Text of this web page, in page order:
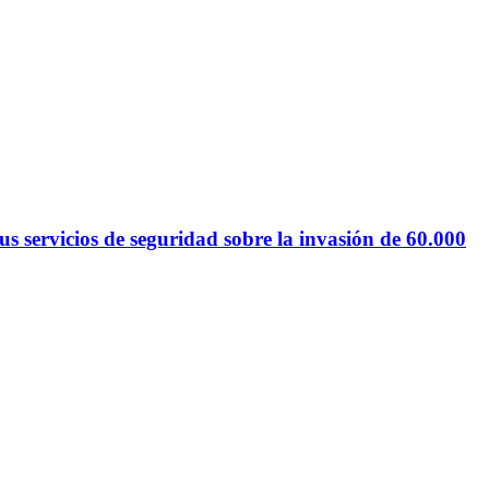
servicios de seguridad sobre la invasión de 60.000